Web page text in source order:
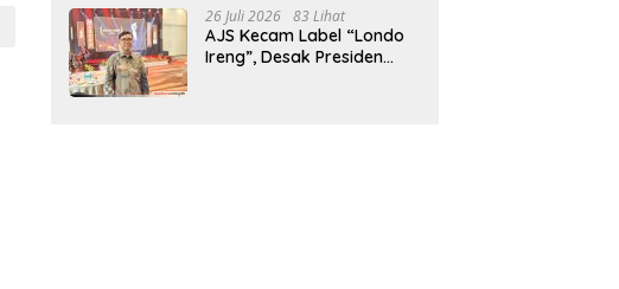
Indonesia Emas
26 Juli 2026 83 Lihat
AJS Kecam Label “Londo
Ireng”, Desak Presiden